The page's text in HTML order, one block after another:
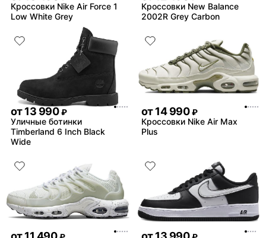
Кроссовки Nike Air Force 1
Low White Grey
Кроссовки New Balance
2002R Grey Carbon
от13 990 ₽
Уличные ботинки
Timberland 6 Inch Black
Wide
от14 990 ₽
Кроссовки Nike Air Max
Plus